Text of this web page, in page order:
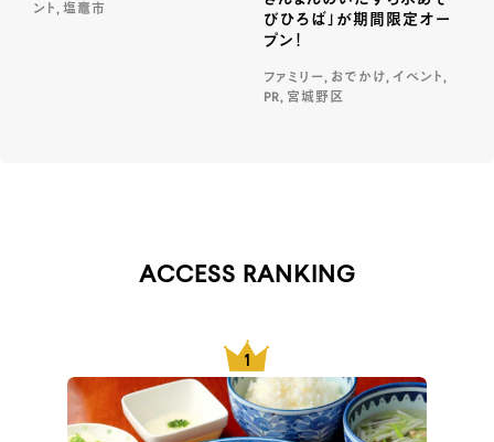
ント, 塩竈市
びひろば」が期間限定オー
プン！
ファミリー, おでかけ, イベント,
PR, 宮城野区
ACCESS RANKING